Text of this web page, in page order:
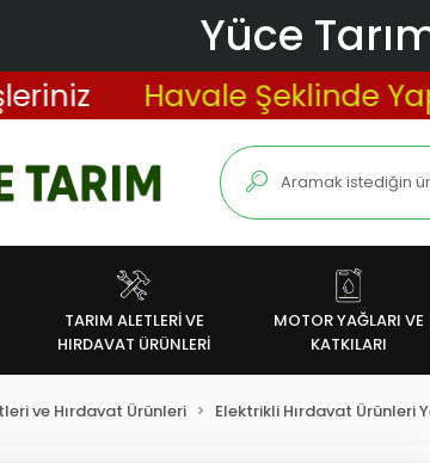
Yüce
Havale Şeklinde
TARIM ALETLERİ VE
HIRDAVAT ÜRÜNLERİ
MOTOR YAĞLARI VE
KATKILARI
ve Hırdavat Ürünleri Elektrikli Hırdavat Ürünleri